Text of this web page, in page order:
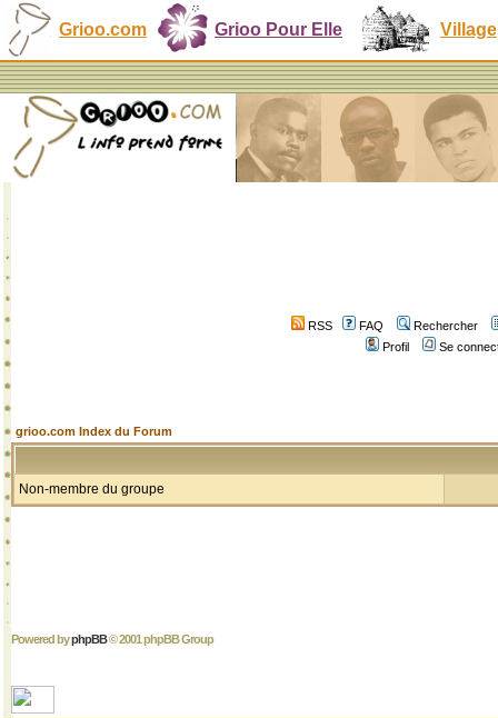
Grioo.com Grioo Pour Elle Village
RSS FAQ
Rechercher
Profil
Se
grioo.com Index du Forum
Non-membre du groupe
Powered byphpBB© 2001 phpBB Group